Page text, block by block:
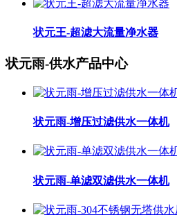
状元王-超滤大流量净水器
状元雨-供水产品中心
状元雨-增压过滤供水一体机
状元雨-单滤双滤供水一体机